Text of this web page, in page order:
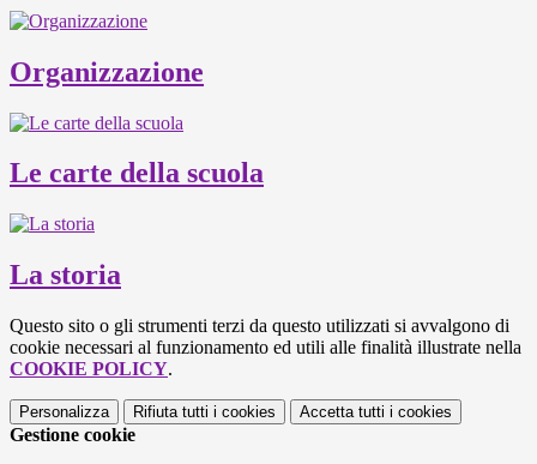
Organizzazione
Le carte della scuola
La storia
Questo sito o gli strumenti terzi da questo utilizzati si avvalgono di
cookie necessari al funzionamento ed utili alle finalità illustrate nella
COOKIE POLICY.
Personalizza Rifiuta tutti i cookies Accetta tutti i cookies
Gestione cookie